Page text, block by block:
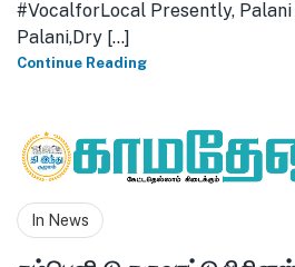
#VocalforLocal Presently,
Palani,Dry [...]
Continue Reading
In News